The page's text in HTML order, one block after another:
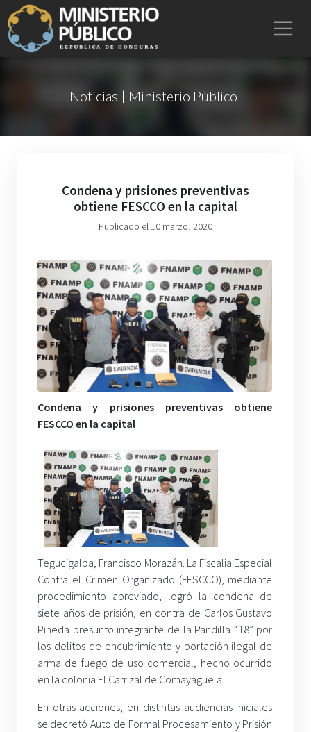
Noticias | Ministerio Público
Condena y prisiones preventivas
obtiene FESCCO en la capital
Publicado el 10 marzo, 2020
Condena y prisiones preventivas obtiene
FESCCO en la capital
Tegucigalpa, Francisco Morazán. La Fiscalía Especial
Contra el Crimen Organizado (FESCCO), mediante
procedimiento abreviado, logró la condena de
siete años de prisión, en contra de Carlos Gustavo
Pineda presunto integrante de la Pandilla “18” por
los delitos de encubrimiento y portación ilegal de
arma de fuego de uso comercial, hecho ocurrido
en la colonia El Carrizal de Comayagüela.
En otras acciones, en distintas audiencias iniciales
se decretó Auto de Formal Procesamiento y Prisión